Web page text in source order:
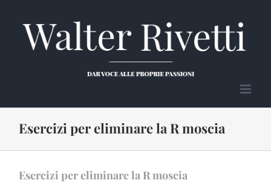
contenuto
Esercizi per eliminare la R moscia
Esercizi per eliminare la R moscia